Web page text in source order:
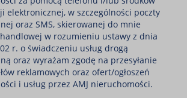
elektronicznej, w szczególności poczty
oraz SMS, skierowanej do mnie
w rozumieniu ustawy z dnia
r. o świadczeniu usług drogą
oraz wyrażam zgodę na przesyłanie
reklamowych oraz ofert/ogłoszeń
i usług przez AMJ nieruchomości.